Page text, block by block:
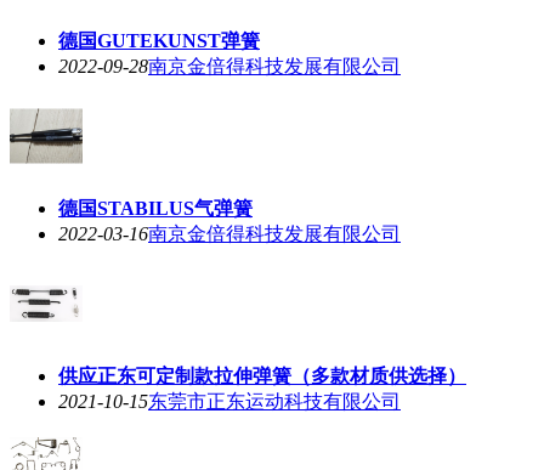
德国GUTEKUNST弹簧
2022-09-28南京金倍得科技发展有限公司
德国STABILUS气弹簧
2022-03-16南京金倍得科技发展有限公司
供应正东可定制款拉伸弹簧（多款材质供选择）
2021-10-15东莞市正东运动科技有限公司